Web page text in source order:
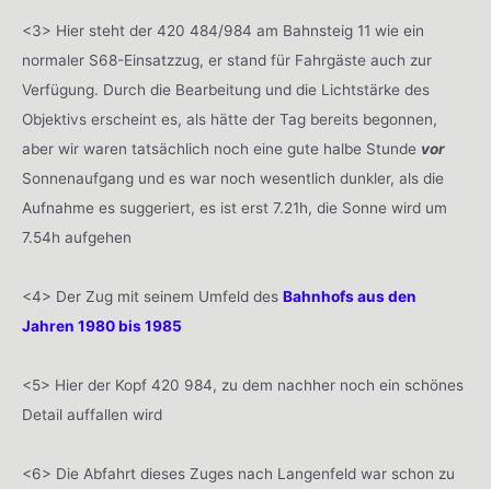
<3> Hier steht der 420 484/984 am Bahnsteig 11 wie ein
normaler S68-Einsatzzug, er stand für Fahrgäste auch zur
Verfügung. Durch die Bearbeitung und die Lichtstärke des
Objektivs erscheint es, als hätte der Tag bereits begonnen,
aber wir waren tatsächlich noch eine gute halbe Stunde vor
Sonnenaufgang und es war noch wesentlich dunkler, als die
Aufnahme es suggeriert, es ist erst 7.21h, die Sonne wird um
7.54h aufgehen
<4> Der Zug mit seinem Umfeld des Bahnhofs aus den
Jahren 1980 bis 1985
<5> Hier der Kopf 420 984, zu dem nachher noch ein schönes
Detail auffallen wird
<6> Die Abfahrt dieses Zuges nach Langenfeld war schon zu